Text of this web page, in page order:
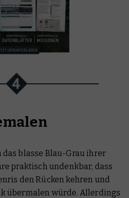
das blasse Blau-Grau ihrer
praktisch undenkbar, dass
den Rücken kehren und
übermalen würde. Allerdings